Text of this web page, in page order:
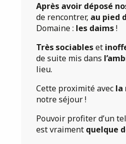
Après avoir déposé
de rencontrer, au pied
Domaine : les daims!
Très sociableset
de suite mis dans
lieu.
Cette proximité avec la
notre séjour !
Pouvoir profiter d’un
est vraiment quelque